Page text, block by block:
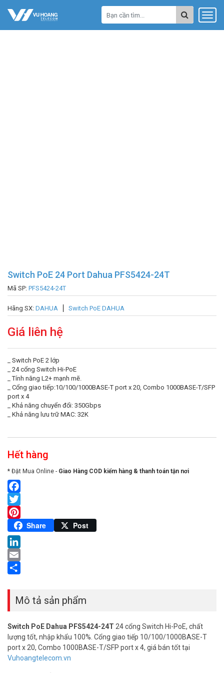
Switch PoE 24 Port Dahua PFS5424-24T
Mã SP: PFS5424-24T
Hãng SX: DAHUA Switch PoE DAHUA
Giá liên hệ
_ Switch PoE 2 lớp
_ 24 cổng Switch Hi-PoE
_ Tính năng L2+ mạnh mẽ.
_ Cổng giao tiếp:10/100/1000BASE-T port x 20, Combo 1000BASE-T/SFP
port x 4
_ Khả năng chuyển đổi: 350Gbps
_ Khả năng lưu trữ MAC: 32K
Hết hàng
* Đặt Mua Online - Giao Hàng COD kiểm hàng & thanh toán tận nơi
Facebook
Twitter
Pinterest
Share Post
LinkedIn
Email
Mô tả sản phẩm
Switch PoE Dahua PFS5424-24T 24 cổng Switch Hi-PoE, chất
lượng tốt, nhập khẩu 100%. Cổng giao tiếp 10/100/1000BASE-T
port x 20, Combo 1000BASE-T/SFP port x 4, giá bán tốt tại
Vuhoangtelecom.vn